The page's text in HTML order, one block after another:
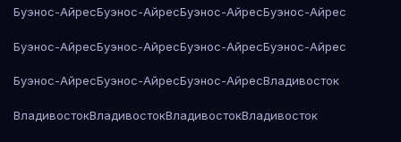
Буэнос-АйресБуэнос-АйресБуэнос-АйресБуэнос-Айрес
Буэнос-АйресБуэнос-АйресБуэнос-АйресБуэнос-Айрес
Буэнос-АйресБуэнос-АйресБуэнос-АйресВладивосток
ВладивостокВладивостокВладивостокВладивосток